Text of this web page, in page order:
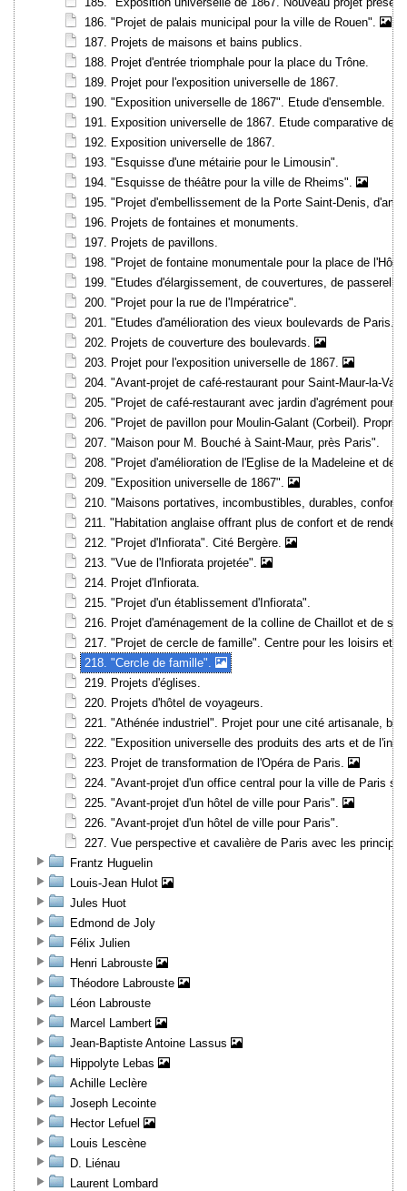
186. "Projet de palais municipal pour la ville de Rouen".
187. Projets de maisons et bains publics.
188. Projet d'entrée triomphale pour la place du Trône.
189. Projet pour l'exposition universelle de 1867.
190. "Exposition universelle de 1867". Etude d'ensemble.
191. Exposition universelle de 1867. Etude comparative des
192. Exposition universelle de 1867.
193. "Esquisse d'une métairie pour le Limousin".
194. "Esquisse de théâtre pour la ville de Rheims".
195. "Projet d'embellissement de la Porte Saint-Denis,
196. Projets de fontaines et monuments.
197. Projets de pavillons.
198. "Projet de fontaine monumentale pour la place de
199. "Etudes d'élargissement, de couvertures, de
200. "Projet pour la rue de l'Impératrice".
201. "Etudes d'amélioration des vieux boulevards de Paris.
202. Projets de couverture des boulevards.
203. Projet pour l'exposition universelle de 1867.
204. "Avant-projet de café-restaurant pour Saint-Maur-la-
205. "Projet de café-restaurant avec jardin d'agrément pour
206. "Projet de pavillon pour Moulin-Galant (Corbeil).
207. "Maison pour M. Bouché à Saint-Maur, près Paris".
208. "Projet d'amélioration de l'Eglise de la Madeleine et de
209. "Exposition universelle de 1867".
210. "Maisons portatives, incombustibles, durables,
211. "Habitation anglaise offrant plus de confort et de
212. "Projet d'Infiorata". Cité Bergère.
213. "Vue de l'Infiorata projetée".
214. Projet d'Infiorata.
215. "Projet d'un établissement d'Infiorata".
216. Projet d'aménagement de la colline de Chaillot et de
217. "Projet de cercle de famille". Centre pour les loisirs et
218. "Cercle de famille".
219. Projets d'églises.
220. Projets d'hôtel de voyageurs.
221. "Athénée industriel". Projet pour une cité artisanale,
222. "Exposition universelle des produits des arts et de
223. Projet de transformation de l'Opéra de Paris.
224. "Avant-projet d'un office central pour la ville de Paris
225. "Avant-projet d'un hôtel de ville pour Paris".
226. "Avant-projet d'un hôtel de ville pour Paris".
227. Vue perspective et cavalière de Paris avec les
Frantz Huguelin
Louis-Jean Hulot
Jules Huot
Edmond de Joly
Félix Julien
Henri Labrouste
Théodore Labrouste
Léon Labrouste
Marcel Lambert
Jean-Baptiste Antoine Lassus
Hippolyte Lebas
Achille Leclère
Joseph Lecointe
Hector Lefuel
Louis Lescène
D. Liénau
Laurent Lombard